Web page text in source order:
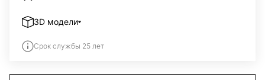
3D модели
СХ132L.dxf
Срок службы 25 лет